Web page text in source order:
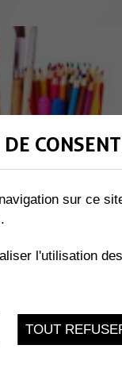
sur ce
l'utilisation
TOUT